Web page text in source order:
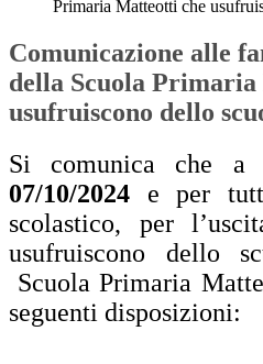
Primaria Matteotti che
Comunicazione alle
della Scuola
usufruiscono dello
Si comunica che a
07/10/2024 e per
scolastico, per
usufruiscono dello
Scuola Primaria
seguenti disposizioni: